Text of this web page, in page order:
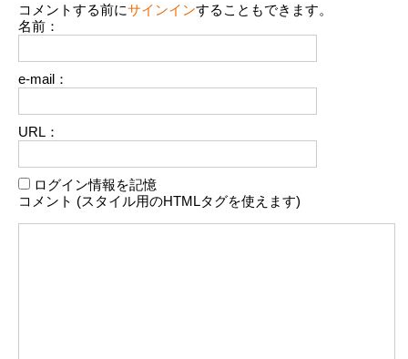
コメントする前にサインインすることもできます。
名前：
e-mail：
URL：
ログイン情報を記憶
コメント (スタイル用のHTMLタグを使えます)